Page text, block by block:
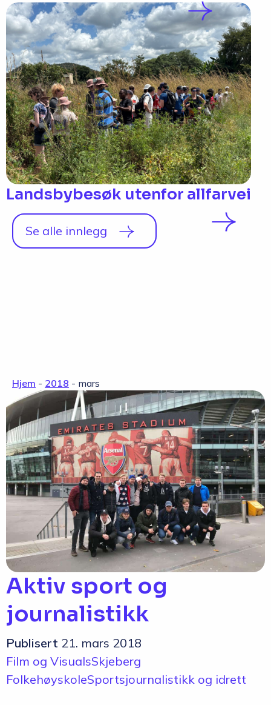
Landsbybesøk utenfor allfarvei
Se alle innlegg
Hjem - 2018 - mars
Aktiv sport og
journalistikk
Publisert 21. mars 2018
Film og VisualsSkjeberg
FolkehøyskoleSportsjournalistikk og idrett